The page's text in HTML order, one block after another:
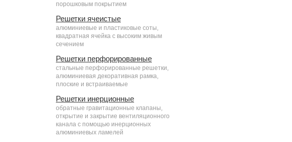
порошковым покрытием
Решетки ячеистые
алюминиевые и пластиковые соты,
квадратная ячейка с высоким живым
сечением
Решетки перфорированные
стальные перфорированные решетки,
алюминиевая декоративная рамка,
плоские и встраиваемые
Решетки инерционные
обратные гравитационные клапаны,
открытие и закрытие вентиляционного
канала с помощью инерционных
алюминиевых ламелей